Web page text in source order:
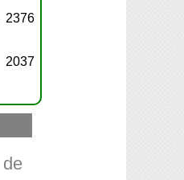
2376
2037
de